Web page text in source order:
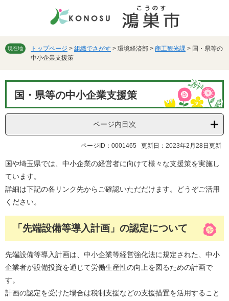
先
す。
を
し
文
現在地 トップページ > 組織でさがす > 環境経済部 > 商工観光課 > 国・県等の
中小企業支援策
国・県等の中小企業支援策
ページ内目次
ページID：0001465 更新日：2023年2月28日更新
国や埼玉県では、中小企業の経営者に向けて様々な支援策を実施し
ています。
詳細は下記の各リンク先からご確認いただだけます。どうぞご活用
ください。
「先端設備等導入計画」の認定について
先端設備等導入計画は、中小企業等経営強化法に規定された、中小
企業者が設備投資を通じて労働生産性の向上を図るための計画で
す。
計画の認定を受けた場合は税制支援などの支援措置を活用すること